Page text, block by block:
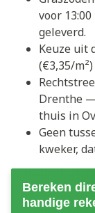
voor
geleverd.
Keuze uit
(€3,35/
Drenthe
thuis in
Geen
kweker,
Bereken
handige